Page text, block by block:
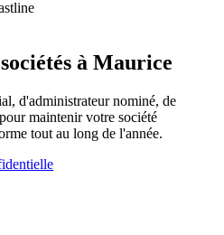
à Maurice
d'administrateur nominé, de
maintenir votre société
tout au long de l'année.